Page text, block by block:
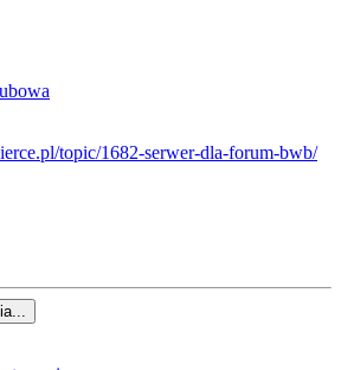
topic/1682-serwer-dla-forum-bwb/